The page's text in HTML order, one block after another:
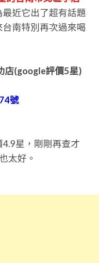
近它出了超有話題
南特別再次過來喝
店(google評價5星)
號
星，剛剛再查才
太好。